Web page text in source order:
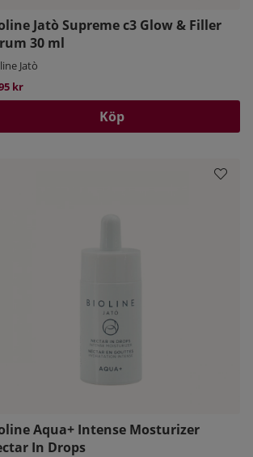
Jatò Supreme c3 Glow & Filler
30 ml
Jatò
kr
Köp
Aqua+ Intense Mosturizer
In Drops